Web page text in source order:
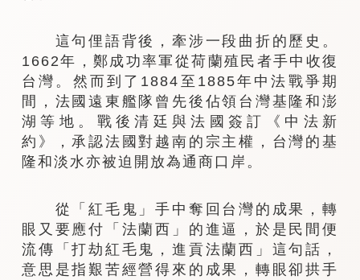
這句俚語背後，牽涉一段曲折的歷史。
1662年，鄭成功率軍從荷蘭殖民者手中收復
台灣。然而到了1884至1885年中法戰爭期
間，法國遠東艦隊曾先後佔領台灣基隆和澎
湖等地。戰後清廷與法國簽訂《中法新
約》，承認法國對越南的宗主權，台灣的基
隆和淡水亦被迫開放為通商口岸。
從「紅毛鬼」手中奪回台灣的成果，轉
眼又要應付「法蘭西」的進逼，於是民間便
流傳「打劫紅毛鬼，進貢法蘭西」這句話，
意思是指艱苦經營得來的成果，轉眼卻拱手